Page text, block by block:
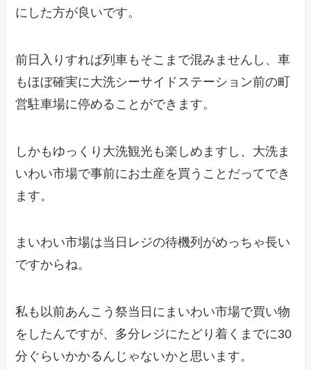
にした方が良いです。
前日入りすれば列車もそこまで混みませんし、車
もほぼ確実に大洗シーサイドステーション前の町
営駐車場に停めることができます。
しかもゆっくり大洗観光も楽しめますし、大洗ま
いわい市場で事前にお土産を買うことだってでき
ます。
まいわい市場は当日レジの待機列がめっちゃ長い
ですからね。
私も以前あんこう祭当日にまいわい市場で買い物
をしたんですが、多分レジにたどり着くまでに30
分ぐらいかかるんじゃないかと思います。